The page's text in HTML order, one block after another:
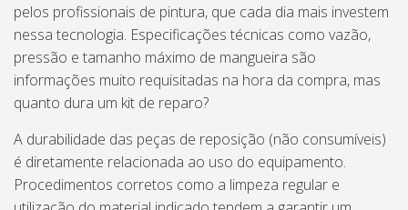
pelos profissionais de pintura, que cada dia mais investem
nessa tecnologia. Especificações técnicas como vazão,
pressão e tamanho máximo de mangueira são
informações muito requisitadas na hora da compra, mas
quanto dura um kit de reparo?
A durabilidade das peças de reposição (não consumíveis)
é diretamente relacionada ao uso do equipamento.
Procedimentos corretos como a limpeza regular e